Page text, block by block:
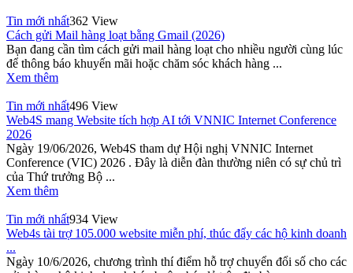
Tin mới nhất362 View
Cách gửi Mail hàng loạt bằng Gmail (2026)
Bạn đang cần tìm cách gửi mail hàng loạt cho nhiều người cùng lúc
để thông báo khuyến mãi hoặc chăm sóc khách hàng ...
Xem thêm
Tin mới nhất496 View
Web4S mang Website tích hợp AI tới VNNIC Internet Conference
2026
Ngày 19/06/2026, Web4S tham dự Hội nghị VNNIC Internet
Conference (VIC) 2026 . Đây là diễn đàn thường niên có sự chủ trì
của Thứ trưởng Bộ ...
Xem thêm
Tin mới nhất934 View
Web4s tài trợ 105.000 website miễn phí, thúc đẩy các hộ kinh doanh
...
Ngày 10/6/2026, chương trình thí điểm hỗ trợ chuyển đổi số cho các